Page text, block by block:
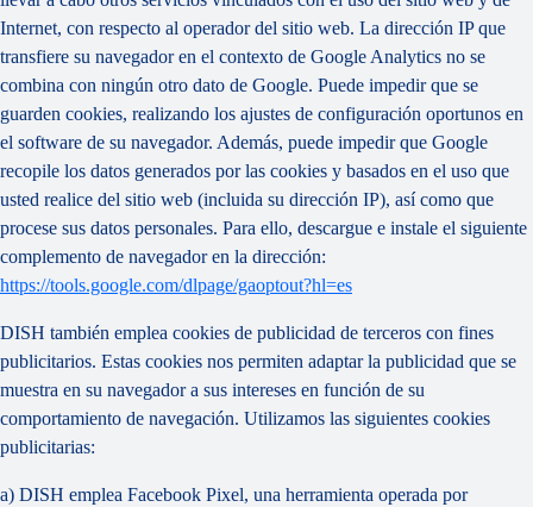
Internet, con respecto al operador del sitio web. La dirección IP que
transfiere su navegador en el contexto de Google Analytics no se
combina con ningún otro dato de Google. Puede impedir que se
guarden cookies, realizando los ajustes de configuración oportunos en
el software de su navegador. Además, puede impedir que Google
recopile los datos generados por las cookies y basados en el uso que
usted realice del sitio web (incluida su dirección IP), así como que
procese sus datos personales. Para ello, descargue e instale el siguiente
complemento de navegador en la dirección:
https://tools.google.com/dlpage/gaoptout?hl=es
DISH también emplea cookies de publicidad de terceros con fines
publicitarios. Estas cookies nos permiten adaptar la publicidad que se
muestra en su navegador a sus intereses en función de su
comportamiento de navegación. Utilizamos las siguientes cookies
publicitarias:
a) DISH emplea Facebook Pixel, una herramienta operada por